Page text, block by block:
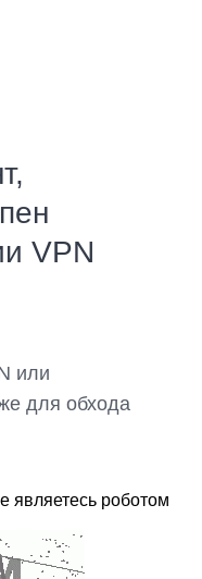
VPN
или
для обхода
являетесь роботом